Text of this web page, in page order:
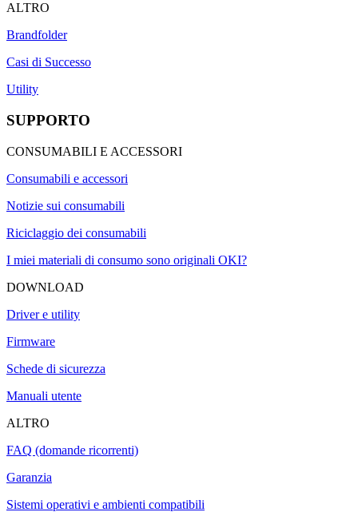
ALTRO
Brandfolder
Casi di Successo
Utility
SUPPORTO
CONSUMABILI E ACCESSORI
Consumabili e accessori
Notizie sui consumabili
Riciclaggio dei consumabili
I miei materiali di consumo sono originali OKI?
DOWNLOAD
Driver e utility
Firmware
Schede di sicurezza
Manuali utente
ALTRO
FAQ (domande ricorrenti)
Garanzia
Sistemi operativi e ambienti compatibili